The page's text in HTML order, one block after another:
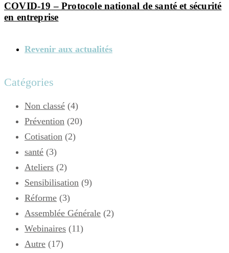
COVID-19 – Protocole national de santé et sécurité
en entreprise
Revenir aux actualités
Catégories
Non classé (4)
Prévention (20)
Cotisation (2)
santé (3)
Ateliers (2)
Sensibilisation (9)
Réforme (3)
Assemblée Générale (2)
Webinaires (11)
Autre (17)